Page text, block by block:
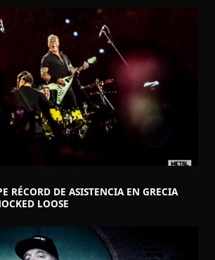
RÉCORD DE ASISTENCIA EN GRECIA
LOOSE